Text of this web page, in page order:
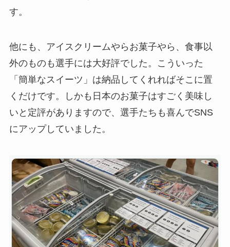
す。
他にも、アイスクリームやらお菓子やら、食事以
外のものも選手には大好評でした。こういった
「簡単なスイーツ」は納品してくれればそこに置
くだけです。しかも日本のお菓子はすごく美味し
いと定評がありますので、選手たちも喜んでSNS
にアップしていました。